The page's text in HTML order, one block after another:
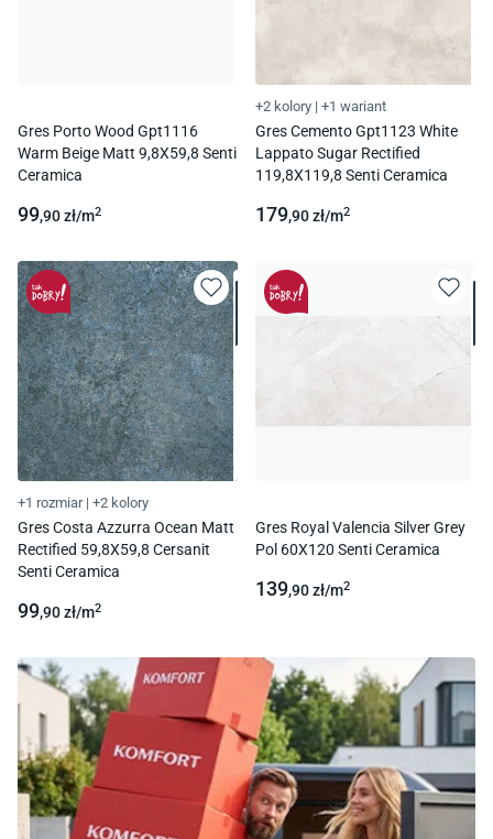
Gres Porto Wood Gpt1116
Warm Beige Matt 9,8X59,8 Senti
Ceramica
99,90zł/m2
+2 kolory | +1 wariant
Gres Cemento Gpt1123 White
Lappato Sugar Rectified
119,8X119,8 Senti Ceramica
179,90zł/m2
+1 rozmiar | +2 kolory
Gres Costa Azzurra Ocean Matt
Rectified 59,8X59,8 Cersanit
Senti Ceramica
99,90zł/m2
Gres Royal Valencia Silver Grey
Pol 60X120 Senti Ceramica
139,90zł/m2